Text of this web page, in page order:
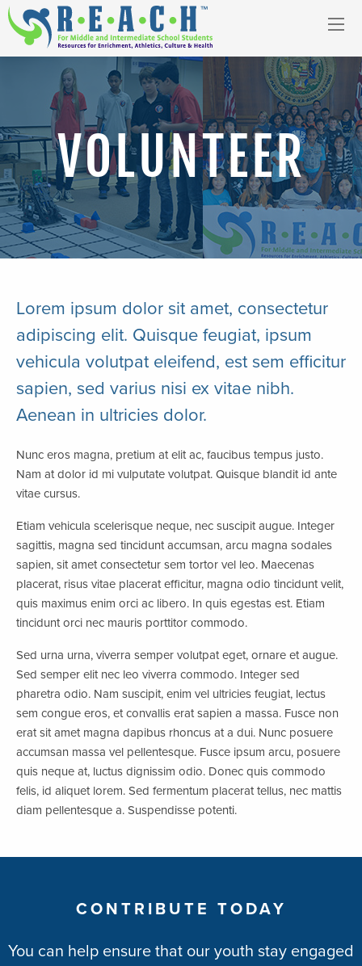
VOLUNTEER
Lorem ipsum dolor sit amet, consectetur
adipiscing elit. Quisque feugiat, ipsum
vehicula volutpat eleifend, est sem efficitur
sapien, sed varius nisi ex vitae nibh.
Aenean in ultricies dolor.
Nunc eros magna, pretium at elit ac, faucibus tempus justo.
Nam at dolor id mi vulputate volutpat. Quisque blandit id ante
vitae cursus.
Etiam vehicula scelerisque neque, nec suscipit augue. Integer
sagittis, magna sed tincidunt accumsan, arcu magna sodales
sapien, sit amet consectetur sem tortor vel leo. Maecenas
placerat, risus vitae placerat efficitur, magna odio tincidunt velit,
quis maximus enim orci ac libero. In quis egestas est. Etiam
tincidunt orci nec mauris porttitor commodo.
Sed urna urna, viverra semper volutpat eget, ornare et augue.
Sed semper elit nec leo viverra commodo. Integer sed
pharetra odio. Nam suscipit, enim vel ultricies feugiat, lectus
sem congue eros, et convallis erat sapien a massa. Fusce non
erat sit amet magna dapibus rhoncus at a dui. Nunc posuere
accumsan massa vel pellentesque. Fusce ipsum arcu, posuere
quis neque at, luctus dignissim odio. Donec quis commodo
felis, id aliquet lorem. Sed fermentum placerat tellus, nec mattis
diam pellentesque a. Suspendisse potenti.
CONTRIBUTE TODAY
You can help ensure that our youth stay engaged